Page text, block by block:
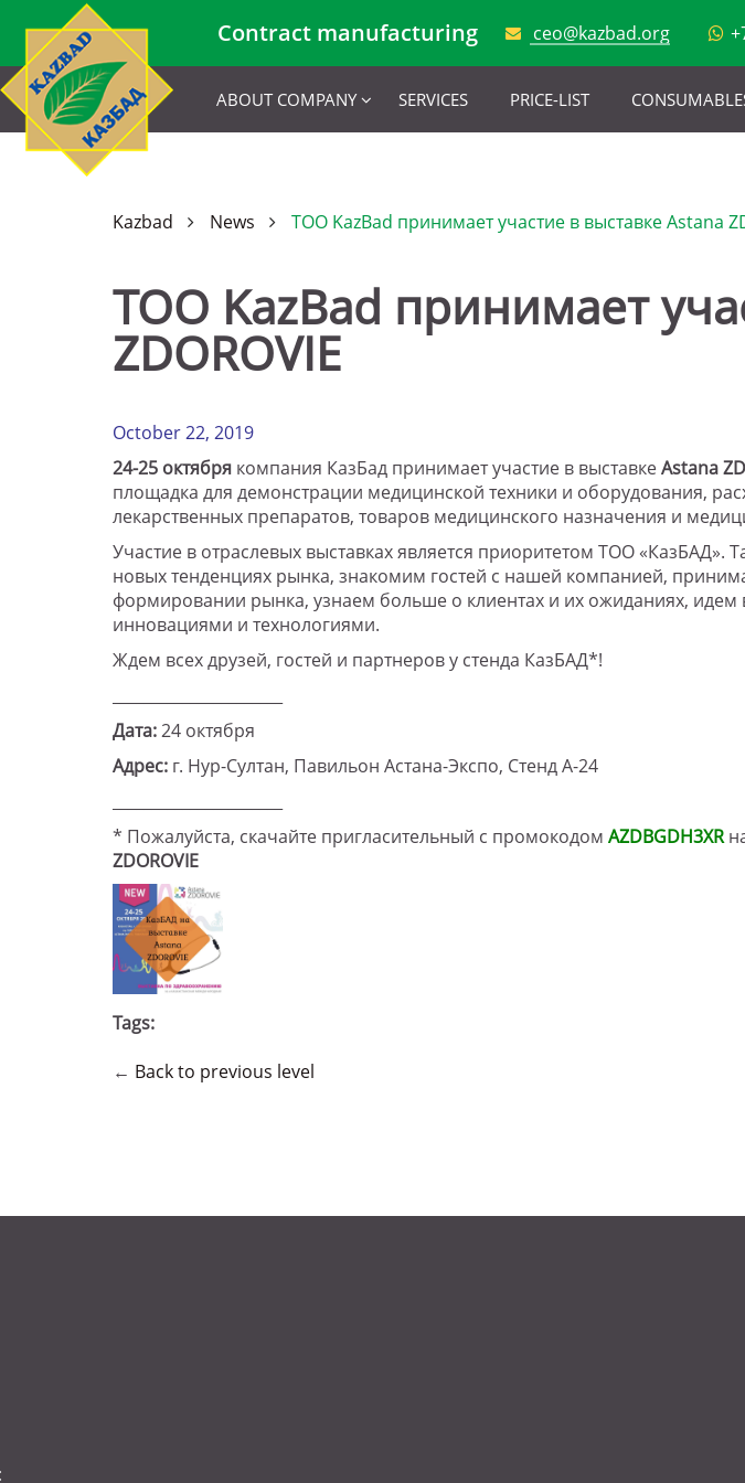
Contract manufacturing ceo@kazbad.org
ABOUT COMPANY SERVICES PRICE-LIST
Kazbad News ТОО KazBad принимает участие в выставке Astana
ТОО KazBad принимает
ZDOROVIE
October 22, 2019
24-25 октября компания КазБад принимает участие в выставкеAstana
площадка для демонстрации медицинской техники и оборудования,
лекарственных препаратов, товаров медицинского назначения и
Участие в отраслевых выставках является приоритетом ТОО «КазБАД».
новых тенденциях рынка, знакомим гостей с нашей компанией,
формировании рынка, узнаем больше о клиентах и их ожиданиях, идем
инновациями и технологиями.
Ждем всех друзей, гостей и партнеров у стенда КазБАД*!
Дата:24 октября
Адрес: г. Нур-Султан, Павильон Астана-Экспо, Стенд А-24
* Пожалуйста, скачайте пригласительный с промокодом AZDBGDH3XR
ZDOROVIE
Tags:
← Back to previous level